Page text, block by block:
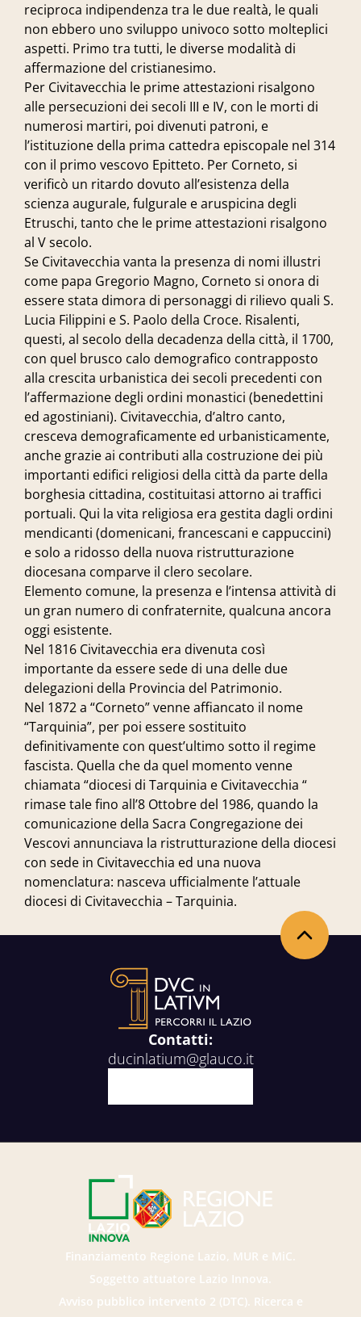
reciproca indipendenza tra le due realtà, le quali
non ebbero uno sviluppo univoco sotto molteplici
aspetti. Primo tra tutti, le diverse modalità di
affermazione del cristianesimo.
Per Civitavecchia le prime attestazioni risalgono
alle persecuzioni dei secoli III e IV, con le morti di
numerosi martiri, poi divenuti patroni, e
l’istituzione della prima cattedra episcopale nel 314
con il primo vescovo Epitteto. Per Corneto, si
verificò un ritardo dovuto all’esistenza della
scienza augurale, fulgurale e aruspicina degli
Etruschi, tanto che le prime attestazioni risalgono
al V secolo.
Se Civitavecchia vanta la presenza di nomi illustri
come papa Gregorio Magno, Corneto si onora di
essere stata dimora di personaggi di rilievo quali S.
Lucia Filippini e S. Paolo della Croce. Risalenti,
questi, al secolo della decadenza della città, il 1700,
con quel brusco calo demografico contrapposto
alla crescita urbanistica dei secoli precedenti con
l’affermazione degli ordini monastici (benedettini
ed agostiniani). Civitavecchia, d’altro canto,
cresceva demograficamente ed urbanisticamente,
anche grazie ai contributi alla costruzione dei più
importanti edifici religiosi della città da parte della
borghesia cittadina, costituitasi attorno ai traffici
portuali. Qui la vita religiosa era gestita dagli ordini
mendicanti (domenicani, francescani e cappuccini)
e solo a ridosso della nuova ristrutturazione
diocesana comparve il clero secolare.
Elemento comune, la presenza e l’intensa attività di
un gran numero di confraternite, qualcuna ancora
oggi esistente.
Nel 1816 Civitavecchia era divenuta così
importante da essere sede di una delle due
delegazioni della Provincia del Patrimonio.
Nel 1872 a “Corneto” venne affiancato il nome
“Tarquinia”, per poi essere sostituito
definitivamente con quest’ultimo sotto il regime
fascista. Quella che da quel momento venne
chiamata “diocesi di Tarquinia e Civitavecchia “
rimase tale fino all’8 Ottobre del 1986, quando la
comunicazione della Sacra Congregazione dei
Vescovi annunciava la ristrutturazione della diocesi
con sede in Civitavecchia ed una nuova
nomenclatura: nasceva ufficialmente l’attuale
diocesi di Civitavecchia – Tarquinia.
Contatti:
ducinlatium@glauco.it
Finanziamento Regione Lazio, MUR e MiC.
Soggetto attuatore Lazio Innova.
Avviso pubblico intervento 2 (DTC). Ricerca e
Torna in alto